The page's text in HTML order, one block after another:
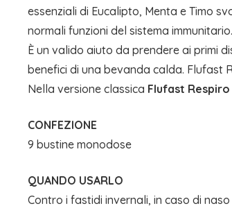
essenziali di Eucalipto, Menta e Timo
normali funzioni del sistema immunitario.
È un valido aiuto da prendere ai primi
benefici di una bevanda calda. Flufast
Nella versione classica Flufast
CONFEZIONE
9 bustine monodose
QUANDO USARLO
Contro i fastidi invernali, in caso di